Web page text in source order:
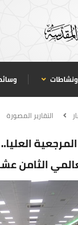
ونشاطات
التقارير المصورة
الثامن